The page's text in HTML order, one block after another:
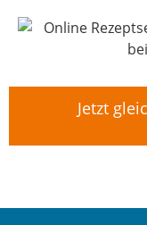
Jetzt